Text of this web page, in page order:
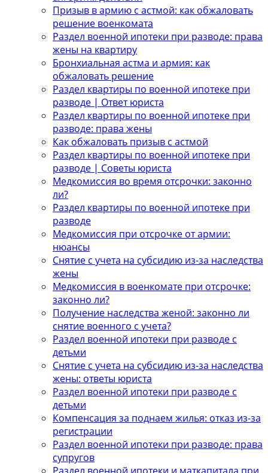
Призыв в армию с астмой: как обжаловать
решение военкомата
Раздел военной ипотеки при разводе: права
жены на квартиру
Бронхиальная астма и армия: как
обжаловать решение
Раздел квартиры по военной ипотеке при
разводе | Ответ юриста
Раздел квартиры по военной ипотеке при
разводе: права жены
Как обжаловать призыв с астмой
Раздел квартиры по военной ипотеке при
разводе | Советы юриста
Медкомиссия во время отсрочки: законно
ли?
Раздел квартиры по военной ипотеке при
разводе
Медкомиссия при отсрочке от армии:
нюансы
Снятие с учета на субсидию из-за наследства
жены
Медкомиссия в военкомате при отсрочке:
законно ли?
Получение наследства женой: законно ли
снятие военного с учета?
Раздел военной ипотеки при разводе с
детьми
Снятие с учета на субсидию из-за наследства
жены: ответы юриста
Раздел военной ипотеки при разводе с
детьми
Компенсация за поднаем жилья: отказ из-за
регистрации
Раздел военной ипотеки при разводе: права
супругов